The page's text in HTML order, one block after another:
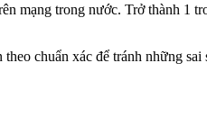
mạng trong nước. Trở thành 1
chuẩn xác để tránh những sai